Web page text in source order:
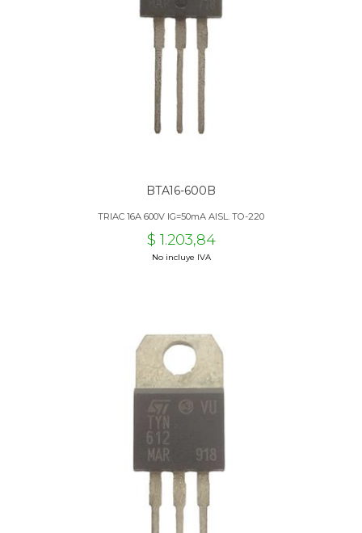
BTA16-600B
TRIAC 16A 600V IG=50mA AISL. TO-220
$ 1.203,84
No incluye IVA